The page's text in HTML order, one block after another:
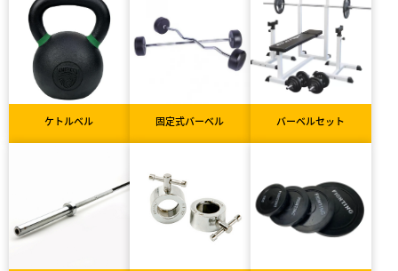
ケトルベル 固定式バーベル バーベルセット